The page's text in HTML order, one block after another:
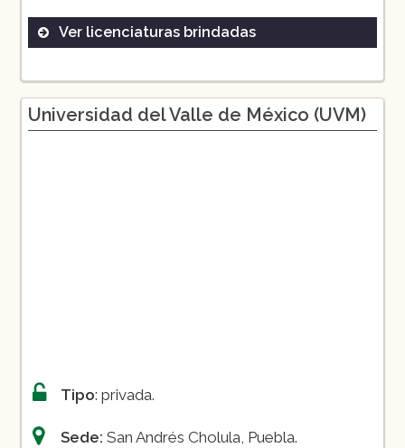
Ver licenciaturas brindadas
Empresas
Arquitectura
Universidad del Valle de México (UVM)
Tipo: privada.
Sede: San Andrés Cholula, Puebla.